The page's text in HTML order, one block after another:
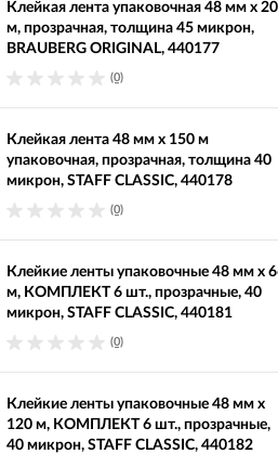
Клейкая лента упаковочная 48 мм х
м, прозрачная, толщина 45 микрон,
BRAUBERG ORIGINAL, 440177
(0)
Клейкая лента 48 мм х 150 м
упаковочная, прозрачная, толщина 40
микрон, STAFF CLASSIC, 440178
(0)
Клейкие ленты упаковочные 48 мм х
м, КОМПЛЕКТ 6 шт., прозрачные, 40
микрон, STAFF CLASSIC, 440181
(0)
Клейкие ленты упаковочные 48 мм х
120 м, КОМПЛЕКТ 6 шт., прозрачные,
40 микрон, STAFF CLASSIC, 440182